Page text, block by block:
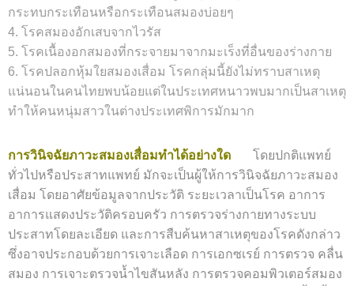
กระทบกระเทือนหรือกระเทือนสมองบ่อยๆ
4. โรคสมองอักเสบจากไวรัส
5. โรคเนื้องอกสมองที่กระจายมาจากมะเร็งที่อื่นของร่างกาย
6. โรคปลอกหุ้มใยสมองเสื่อม โรคกลุ่มนี้ยังไม่ทราบสาเหตุ
แน่นอนในคนไทยพบน้อยแต่ในประเทศหนาวพบมากเป็นสาเหตุ
ทำให้คนหนุ่มสาวในต่างประเทศพิการมักมาก
การวินิจฉัยภาวะสมองเสื่อมทำได้อย่างใด โดยปกติแพทย์
ทั่วไปหรือประสาทแพทย์ มักจะเป็นผู้ให้การวินิจฉัยภาวะสมอง
เสื่อม โดยอาศัยข้อมูลจากประวัติ ระยะเวลาเป็นโรค อาการ
อาการแสดงประวัติครอบครัว การตรวจร่างกายทางระบบ
ประสาทโดยละเอียด และการสืบค้นหาสาเหตุของโรคดังกล่าว
ซึ่งอาจประกอบด้วยการเจาะเลือด การเอกซเรย์ การตรวจ คลื่น
สมอง การเจาะตรวจน้ำไขสันหลัง การตรวจคอมพิวเตอร์สมอง